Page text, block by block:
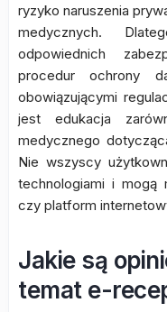
ryzyko naruszenia
medycznych.
odpowiednich
procedur ochrony
obowiązującymi
jest edukacja
medycznego
Nie wszyscy
technologiami i mogą
czy platform
Jakie są
temat e-